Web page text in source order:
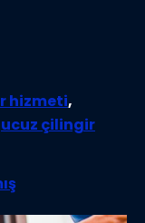
hizmeti,
ucuz çilingir